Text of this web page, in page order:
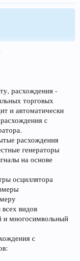
расхождения -
торговых
и автоматически
с
расхождения
генераторы
на основе
осциллятора
видов
и многосимвольный
с